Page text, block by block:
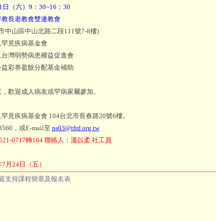
日（六）9：30~16：30
長老教會雙連教會
中山區中山北路二段111號7-8樓)
見疾病基金會
灣弱勢病患權益促進會
彩券盈餘分配基金補助
歡迎成人病友或罕病家屬參加。
罕見疾病基金會 104台北市長春路20號6樓。
，或E-mail至 ps03@tfrd.org.tw
0717轉164 聯絡人：溫以柔 社工員
月24日（五）
支持課程簡章及報名表